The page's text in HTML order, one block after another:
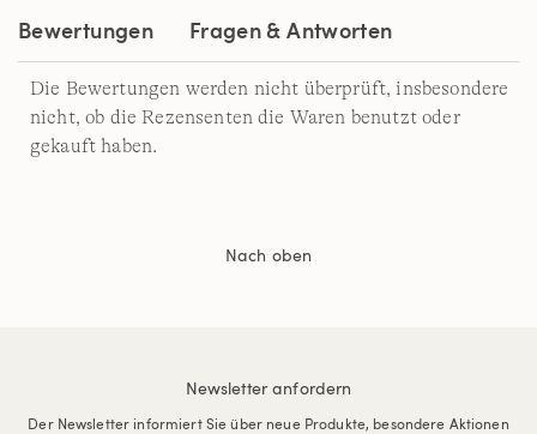
Bewertungen Fragen & Antworten
Die Bewertungen werden nicht überprüft, insbesondere
nicht, ob die Rezensenten die Waren benutzt oder
gekauft haben.
Nach oben
Newsletter anfordern
Der Newsletter informiert Sie über neue Produkte, besondere Aktionen